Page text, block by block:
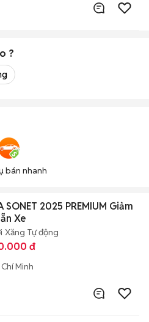
?
bán nhanh
SONET 2025 PREMIUM Giảm
Xe
Xăng Tự động
đ
Minh